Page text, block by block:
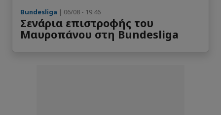
Bundesliga | 06/08 - 19:46
Σενάρια επιστροφής του
Μαυροπάνου στη Bundesliga